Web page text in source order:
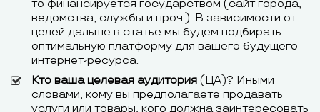
то финансируется государством (сайт города,
ведомства, службы и проч.). В зависимости от
целей дальше в статье мы будем подбирать
оптимальную платформу для вашего будущего
интернет-ресурса.
Кто ваша целевая аудитория (ЦА)? Иными
словами, кому вы предполагаете продавать
услуги или товары, кого должна заинтересовать